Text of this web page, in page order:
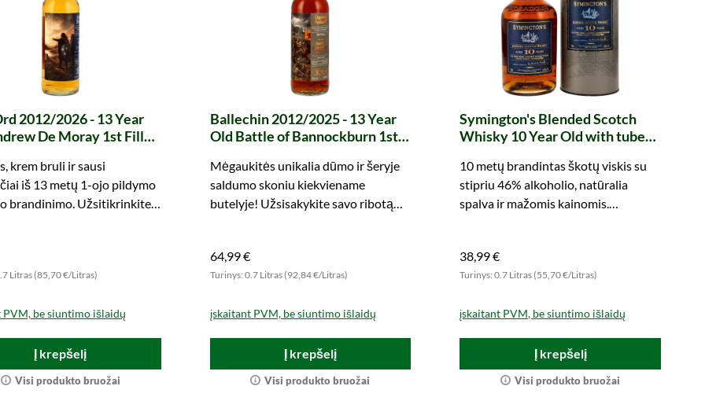
2012/2026 - 13 Year
De Moray 1st Fill
Legends of
(whic)
krem bruli ir sausi
iš 13 metų 1-ojo pildymo
brandinimo. Užsitikrinkite
Litras (85,70 €/Litras)
PVM, be siuntimo išlaidų
Į krepšelį
Visi produkto bruožai
Ballechin 2012/2025 - 13 Year
Old Battle of Bannockburn 1st
Legends of Scotland (whic)
Mėgaukitės unikalia dūmo ir šeryje
saldumo skoniu kiekviename
butelyje! Užsisakykite savo ribotą
64,99 €
Turinys: 0.7 Litras (92,84 €/Litras)
įskaitant PVM, be siuntimo išlaidų
Į krepšelį
Visi produkto bruožai
Symington's Blended Scotch
Whisky 10 Year Old with tube
10 metų brandintas škotų viskis su
stipriu 46% alkoholio, natūralia
spalva ir mažomis kainomis.
38,99 €
Turinys: 0.7 Litras (55,70 €/Litras)
įskaitant PVM, be siuntimo išlaidų
Į krepšelį
Visi produkto bruožai